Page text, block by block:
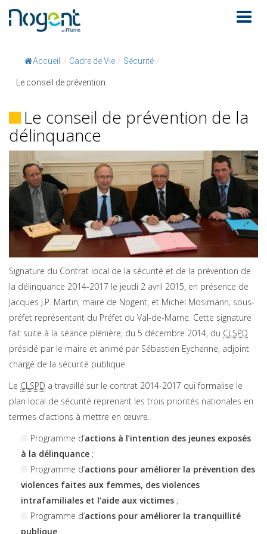
Accueil / Cadre de Vie / Sécurité /
Le conseil de prévention...
Le conseil de prévention de la
délinquance
Signature du Contrat local de la sécurité et de la prévention de
la délinquance 2014-2017 le jeudi 2 avril 2015, en présence de
Jacques J.P. Martin, maire de Nogent, et Michel Mosimann, sous-
préfet représentant du Préfet du Val-de-Marne. Cette signature
fait suite à la séance plénière, du 5 décembre 2014, du CLSPD
présidé par le maire et animé par Sébastien Eychenne, adjoint
chargé de la sécurité publique.
Le CLSPD a travaillé sur le contrat 2014-2017 qui formalise le
plan local de sécurité reprenant les trois priorités nationales en
termes d’actions à mettre en œuvre.
Programme d’actions à l’intention des jeunes exposés
à la délinquance ;
Programme d’actions pour améliorer la prévention des
violences faites aux femmes, des violences
intrafamiliales et l’aide aux victimes ;
Programme d’actions pour améliorer la tranquillité
publique